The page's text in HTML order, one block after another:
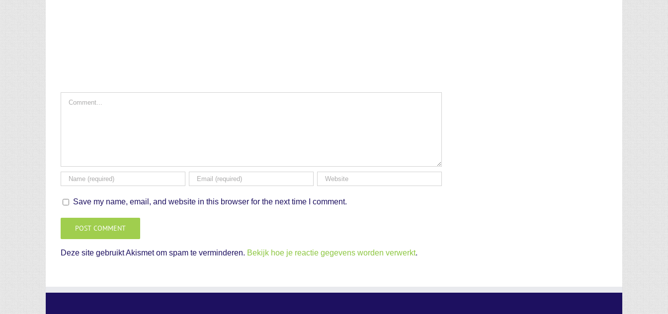
Save my name, email, and website in this browser for the next time I comment.
Deze site gebruikt Akismet om spam te verminderen. Bekijk hoe je reactie gegevens worden verwerkt.